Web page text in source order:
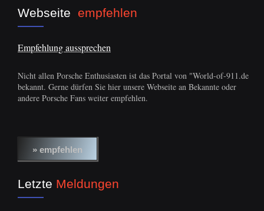
Webseite empfehlen
Empfehlung aussprechen
Nicht allen Porsche Enthusiasten ist das Portal von "World-of-911.de
bekannt. Gerne dürfen Sie hier unsere Webseite an Bekannte oder
andere Porsche Fans weiter empfehlen.
Letzte Meldungen